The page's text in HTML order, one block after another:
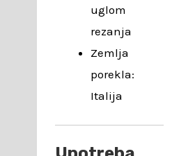
uglom
rezanja
Zemlja
porekla:
Italija